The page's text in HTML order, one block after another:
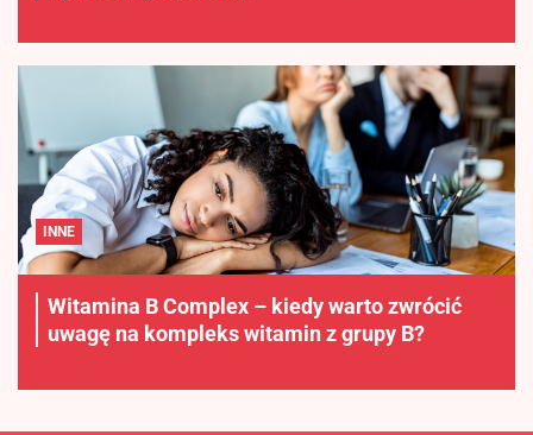
INNE
Witamina B Complex – kiedy warto zwrócić
uwagę na kompleks witamin z grupy B?